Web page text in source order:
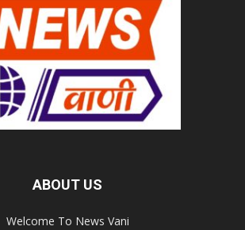
ABOUT US
Welcome To News Vani